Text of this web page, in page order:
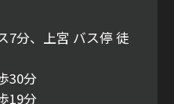
7分、上宮 バス停 徒
30分
19分